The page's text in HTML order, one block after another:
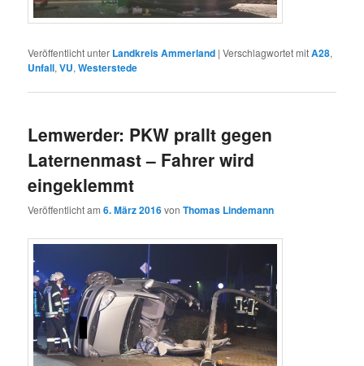
Veröffentlicht unter Landkreis Ammerland |Verschlagwortet mitA28,
Unfall,VU,Westerstede
Lemwerder: PKW prallt gegen
Laternenmast – Fahrer wird
eingeklemmt
Veröffentlicht am6. März 2016vonThomas Lindemann